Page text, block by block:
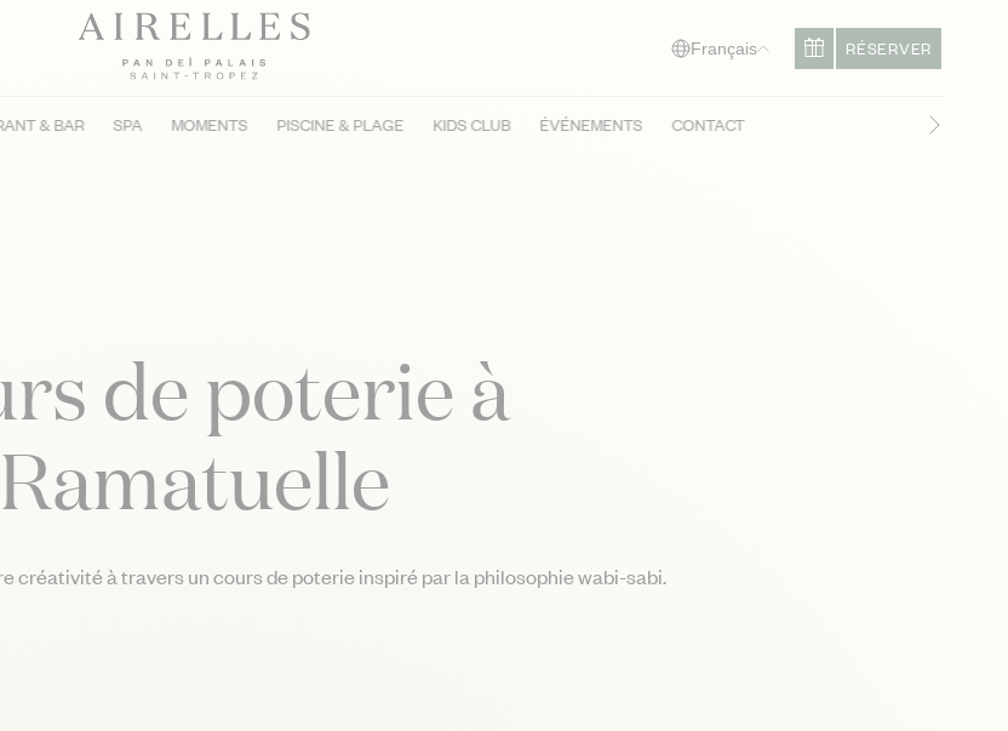
Français RÉSERVER
& BAR SPA MOMENTS PISCINE & PLAGE KIDS CLUB ÉVÉNEMENTS CONTACT
de poterie à
Ramatuelle
créativité à travers un cours de poterie inspiré par la philosophie wabi-sabi.